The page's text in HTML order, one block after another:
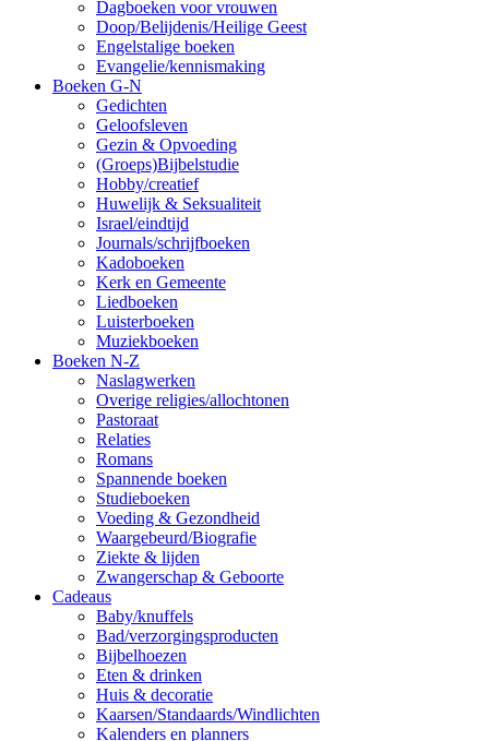
Dagboeken voor vrouwen
Doop/Belijdenis/Heilige Geest
Engelstalige boeken
Evangelie/kennismaking
Boeken G-N
Gedichten
Geloofsleven
Gezin & Opvoeding
(Groeps)Bijbelstudie
Hobby/creatief
Huwelijk & Seksualiteit
Israel/eindtijd
Journals/schrijfboeken
Kadoboeken
Kerk en Gemeente
Liedboeken
Luisterboeken
Muziekboeken
Boeken N-Z
Naslagwerken
Overige religies/allochtonen
Pastoraat
Relaties
Romans
Spannende boeken
Studieboeken
Voeding & Gezondheid
Waargebeurd/Biografie
Ziekte & lijden
Zwangerschap & Geboorte
Cadeaus
Baby/knuffels
Bad/verzorgingsproducten
Bijbelhoezen
Eten & drinken
Huis & decoratie
Kaarsen/Standaards/Windlichten
Kalenders en planners